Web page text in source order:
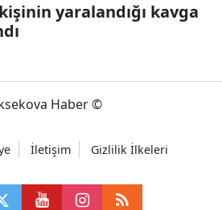
yaralandığı kavga
Haber ©
İletişim Gizlilik İlkeleri